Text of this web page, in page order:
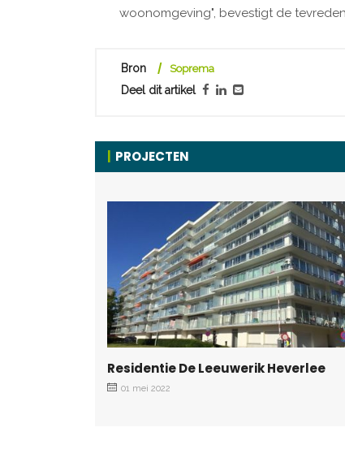
woonomgeving", bevestigt de
Bron Soprema
Deel dit artikel
PROJECTEN
Residentie De Leeuwerik Heverlee
01 mei 2022